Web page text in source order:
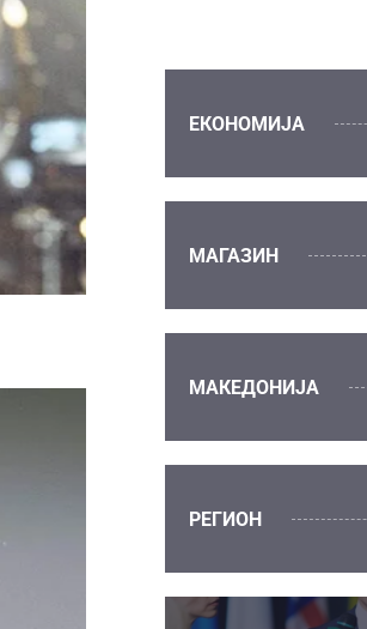
ЕКОНОМИЈА
МАГАЗИН
МАКЕДОНИЈА
РЕГИОН